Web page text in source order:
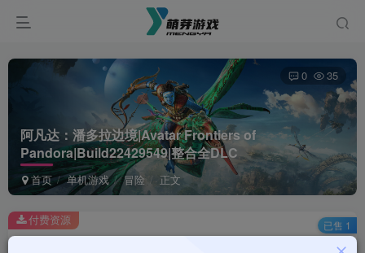
阿凡达：潘多拉边境|Avatar Frontiers of
Pandora|Build22429549|整合全DLC
首页 单机游戏 冒险 正文
0 35
付费资源 已售 1